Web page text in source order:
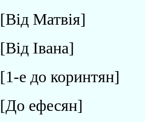
[Від Матвія]
[Від Івана]
[1-е до коринтян]
[До ефесян]